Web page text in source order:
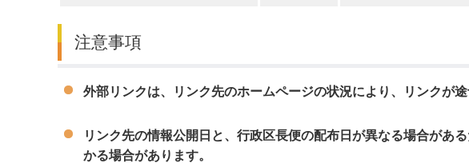
注意事項
外部リンクは、リンク先のホームページの状況により、リンクが途
リンク先の情報公開日と、行政区長便の配布日が異なる場合があ
かる場合があります。